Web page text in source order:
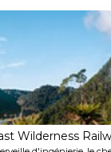
Wilderness